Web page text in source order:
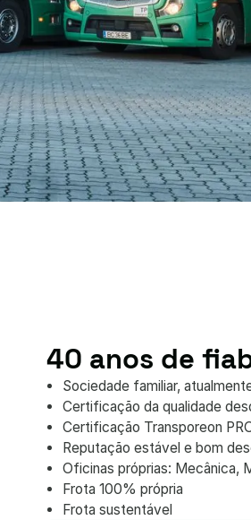
40 anos de
Sociedade familiar,
Certificação da qualidade
Certificação Transporeon
Reputação estável e bom
Oficinas próprias: Mecânica,
Frota 100% própria
Frota sustentável